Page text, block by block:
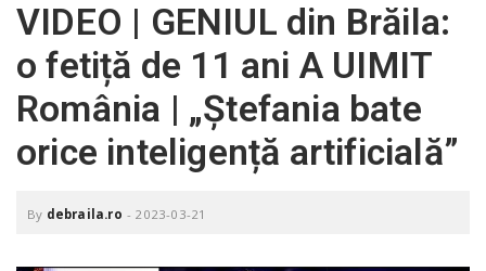
g
l
e
a
–
d
e
b
r
a
i
a
VIDEO | GENIUL din Brăila:
o fetiță de 11 ani A UIMIT
România | „Ștefania bate
orice inteligență artificială”
By debraila.ro - 2023-03-21